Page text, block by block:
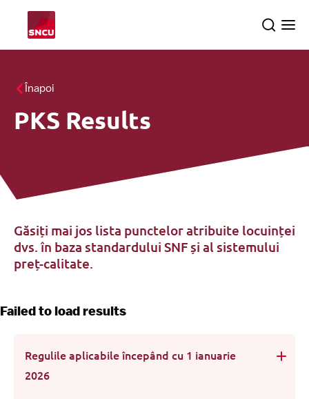
homepage
Search
Toate temele
Controale
Română
Înapoi
PKS Results
Găsiți mai jos lista punctelor atribuite locuinței
dvs. în baza standardului SNF și al sistemului
preț-calitate.
Failed to load results
Regulile aplicabile începând cu 1 ianuarie
2026